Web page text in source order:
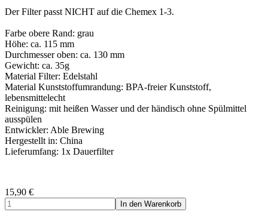
Der Filter passt NICHT auf die Chemex 1-3.
Farbe obere Rand: grau
Höhe: ca. 115 mm
Durchmesser oben: ca. 130 mm
Gewicht: ca. 35g
Material Filter: Edelstahl
Material Kunststoffumrandung: BPA-freier Kunststoff,
lebensmittelecht
Reinigung: mit heißen Wasser und der händisch ohne Spülmittel
ausspülen
Entwickler: Able Brewing
Hergestellt in: China
Lieferumfang: 1x Dauerfilter
15,90 €